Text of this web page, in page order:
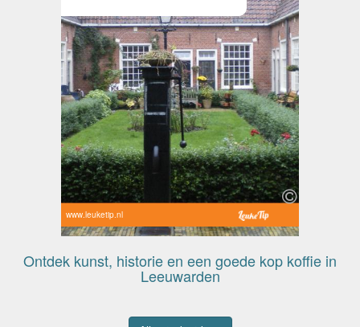
www.leuketip.nl
Ontdek kunst, historie en een goede kop koffie in
Leeuwarden